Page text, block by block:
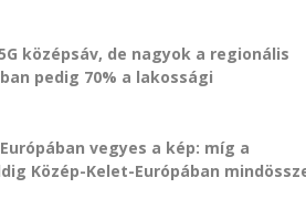
középsáv, de nagyok a regionális
pedig 70% a lakossági
vegyes a kép: míg a
Közép-Kelet-Európában